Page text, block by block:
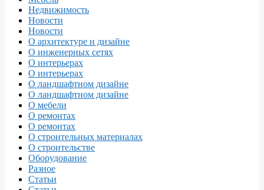
Недвижимость
Новости
Новости
О архитектуре и дизайне
О инженерных сетях
О интерьерах
О интерьерах
О ландшафтном дизайне
О ландшафтном дизайне
О мебели
О ремонтах
О ремонтах
О строительных материалах
О строительстве
Оборудование
Разное
Статьи